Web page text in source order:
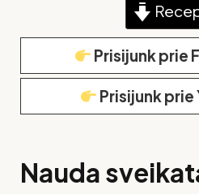
Prisijunk prie
Prisijunk prie
Nauda